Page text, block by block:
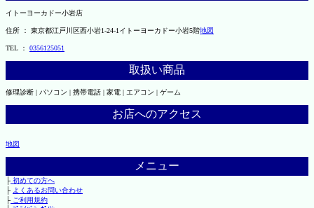
イトーヨーカドー小岩店
住所 ： 東京都江戸川区西小岩1-24-1イトーヨーカドー小岩5階地図
TEL ： 0356125051
取扱い商品
修理診断 | パソコン | 携帯電話 | 家電 | エアコン | ゲーム
お店へのアクセス
地図
メニュー
├初めての方へ
├ よくあるお問い合わせ
├ご利用規約